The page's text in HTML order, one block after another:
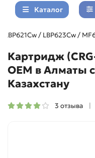
Каталог
/ LBP623Cw /
Картридж
OEM в Алматы
Казахстану
3 отзыва